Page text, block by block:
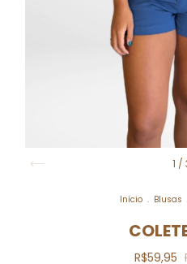
1 /
Início . Blusas
R$59,95